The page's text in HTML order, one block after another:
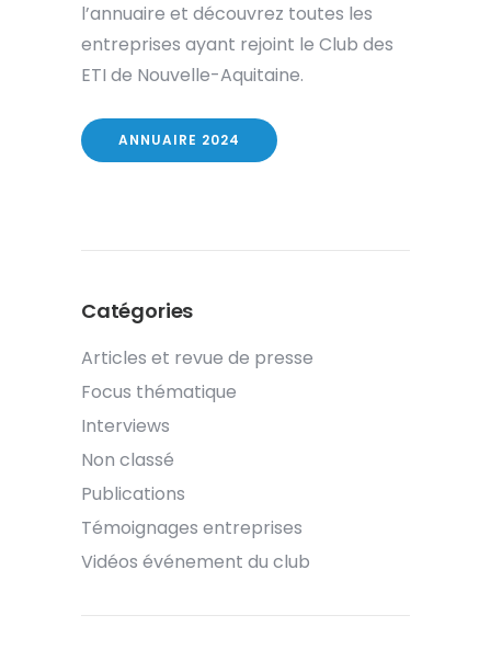
l’annuaire et découvrez toutes les
entreprises ayant rejoint le Club des
ETI de Nouvelle-Aquitaine.
ANNUAIRE 2024
Catégories
Articles et revue de presse
Focus thématique
Interviews
Non classé
Publications
Témoignages entreprises
Vidéos événement du club